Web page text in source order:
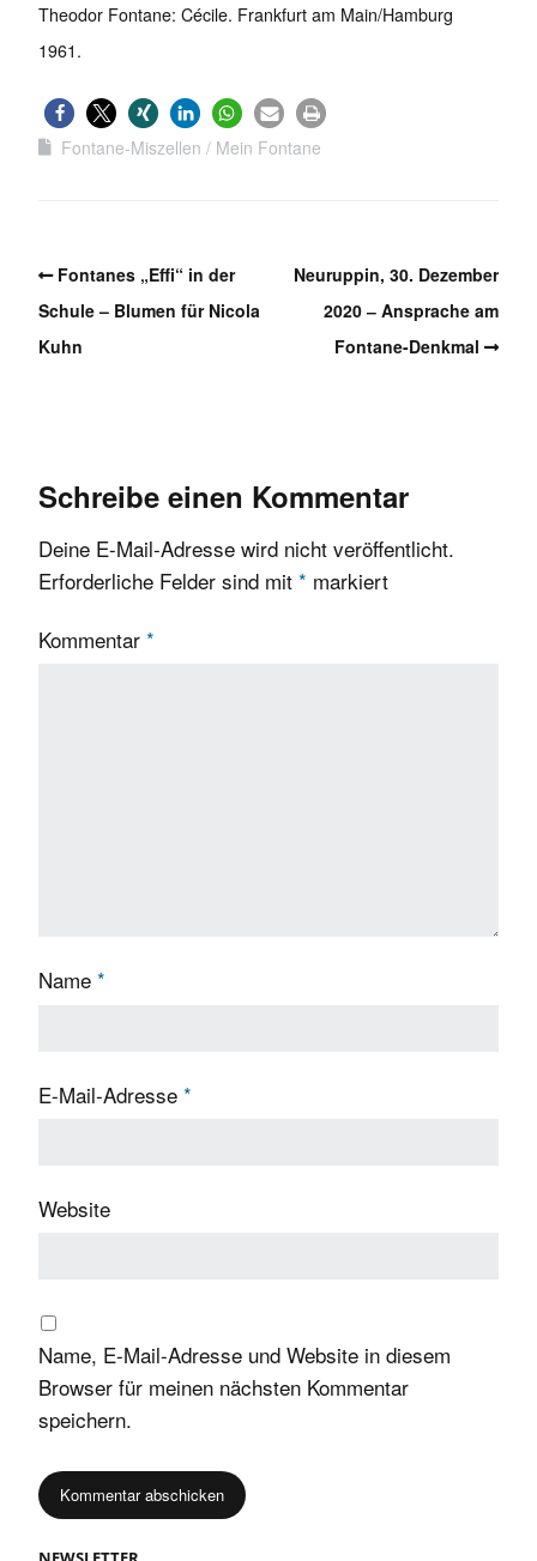
Theodor Fontane: Cécile. Frankfurt am Main/Hamburg
1961.
Fontane-Miszellen Mein Fontane
Fontanes „Effi“ in der
Schule – Blumen für Nicola
Kuhn
Neuruppin, 30. Dezember
2020 ‒ Ansprache am
Fontane-Denkmal
Schreibe einen Kommentar
Deine E-Mail-Adresse wird nicht veröffentlicht.
Erforderliche Felder sind mit * markiert
Kommentar *
Name *
E-Mail-Adresse *
Website
Name, E-Mail-Adresse und Website in diesem
Browser für meinen nächsten Kommentar
speichern.